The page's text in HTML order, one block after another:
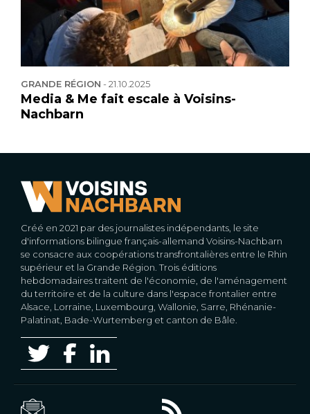
GRANDE RÉGION -21.10.2025
Media & Me fait escale à Voisins-
Nachbarn
Créé en 2021 par des journalistes indépendants, le site
d'informations bilingue français-allemand Voisins-Nachbarn
se consacre aux coopérations transfrontalières entre le Rhin
supérieur et la Grande Région. Trois éditions
hebdomadaires traitent de l'économie, de l'aménagement
du territoire et de la culture dans l'espace frontalier entre
Alsace, Lorraine, Luxembourg, Wallonie, Sarre, Rhénanie-
Palatinat, Bade-Wurtemberg et canton de Bâle.